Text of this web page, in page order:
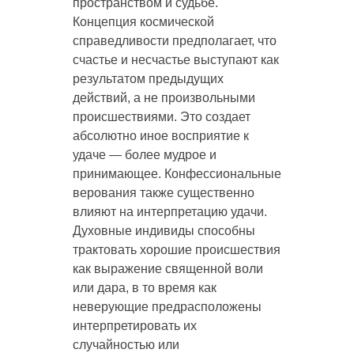
пространством и судьбе.
Концепция космической
справедливости предполагает, что
счастье и несчастье выступают как
результатом предыдущих
действий, а не произвольными
происшествиями. Это создает
абсолютно иное восприятие к
удаче — более мудрое и
принимающее. Конфессиональные
верования также существенно
влияют на интерпретацию удачи.
Духовные индивиды способны
трактовать хорошие происшествия
как выражение священной воли
или дара, в то время как
неверующие предрасположены
интерпретировать их
случайностью или